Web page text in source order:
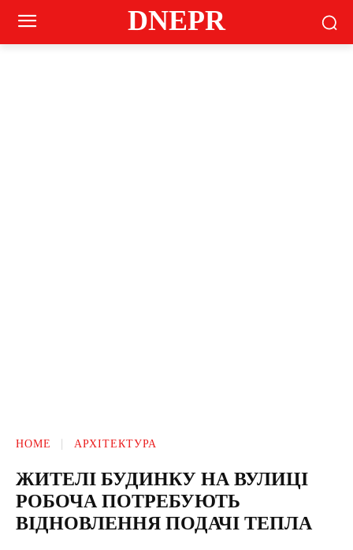
DNEPR
HOME АРХІТЕКТУРА
ЖИТЕЛІ БУДИНКУ НА ВУЛИЦІ
РОБОЧА ПОТРЕБУЮТЬ
ВІДНОВЛЕННЯ ПОДАЧІ ТЕПЛА